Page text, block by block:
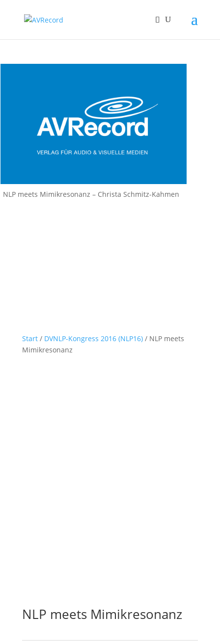
NLP meets Mimikresonanz – Christa Schmitz-Kahmen
Start/ DVNLP-Kongress 2016 (NLP16)/ NLP meets
Mimikresonanz
NLP meets Mimikresonanz